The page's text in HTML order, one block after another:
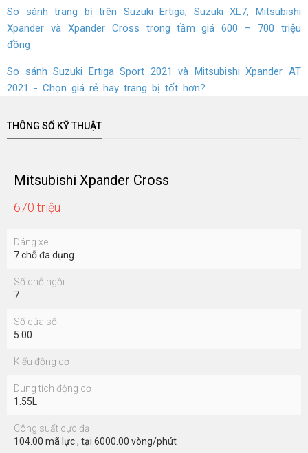
điểm mà người tiêu dùng phải cân nhắc.
Đăng ký ngay kênh Youtube của danhgiaXe để cập nhật sớm
nhất những thông tin thú vị, hữu ích
Xem thêm
Lựa chọn mua xe hatchback, sedan và MPV tầm giá 600
Có dưới 700 triệu, mua xe 7 chỗ nào hiện nay?
So sánh trang bị trên Suzuki Ertiga, Suzuki XL7, Mitsubishi
đồng
So sánh Suzuki Ertiga Sport 2021 và Mitsubishi Xpander AT
2021 - Chọn giá rẻ hay trang bị tốt hơn?
THÔNG SỐ KỸ THUẬT
Mitsubishi Xpander Cross
670 triệu
Dáng xe
7 chỗ đa dụng